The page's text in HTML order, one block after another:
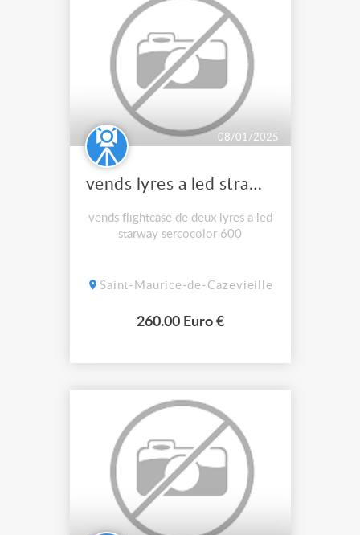
08/01/2025
vends lyres a led straway servocolor 600
vends flightcase de deux lyres a led
starway sercocolor 600
Saint-Maurice-de-Cazevieille
260.00 Euro €